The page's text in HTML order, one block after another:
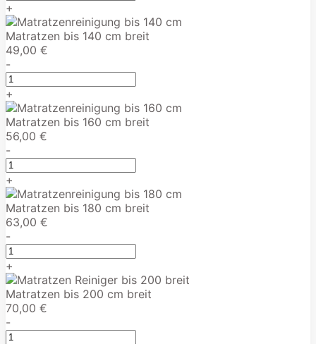
+
Matratzen bis 140 cm breit
49,00 €
-
+
Matratzen bis 160 cm breit
56,00 €
-
+
Matratzen bis 180 cm breit
63,00 €
-
+
Matratzen bis 200 cm breit
70,00 €
-